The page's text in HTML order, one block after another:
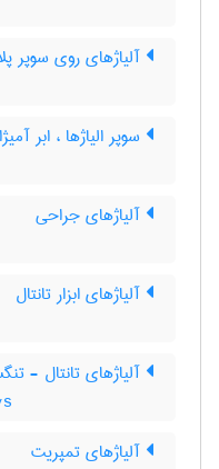
آلیاژهای روی سوپر
سوپر الیاژها ، ابر
آلیاژهای جراحی
آلیاژهای ابزار تانتال
آلیاژهای تانتال -
آلیاژهای تمپریت